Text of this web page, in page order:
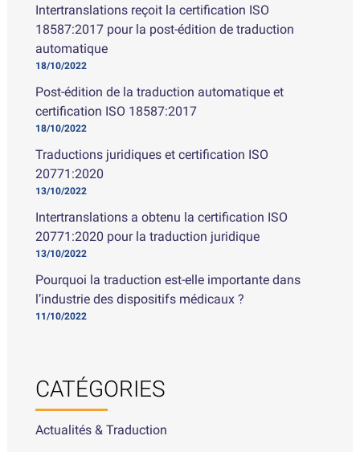
Intertranslations reçoit la certification ISO
18587:2017 pour la post-édition de traduction
automatique
18/10/2022
Post-édition de la traduction automatique et
certification ISO 18587:2017
18/10/2022
Traductions juridiques et certification ISO
20771:2020
13/10/2022
Intertranslations a obtenu la certification ISO
20771:2020 pour la traduction juridique
13/10/2022
Pourquoi la traduction est-elle importante dans
l’industrie des dispositifs médicaux ?
11/10/2022
CATÉGORIES
Actualités & Traduction